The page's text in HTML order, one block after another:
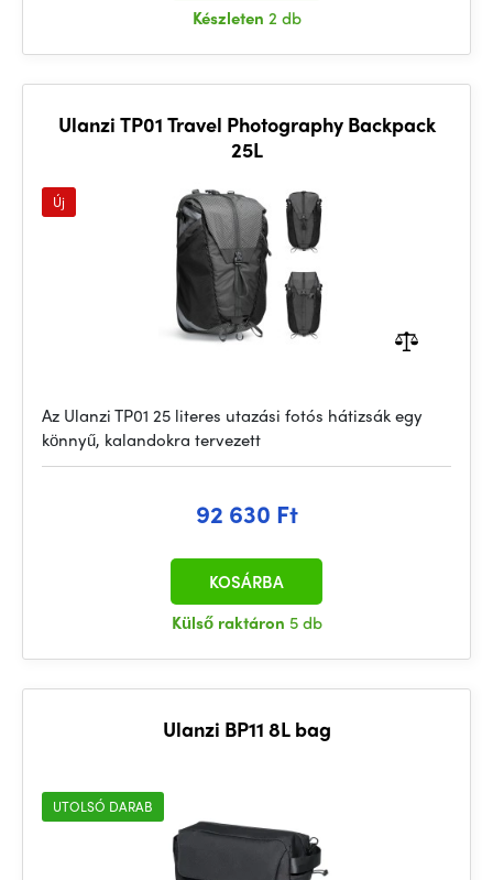
Készleten 2 db
Ulanzi TP01 Travel Photography Backpack
25L
Új
Az Ulanzi TP01 25 literes utazási fotós hátizsák egy
könnyű, kalandokra tervezett
92 630 Ft
Külső raktáron 5 db
KOSÁRBA
Ulanzi BP11 8L bag
UTOLSÓ DARAB